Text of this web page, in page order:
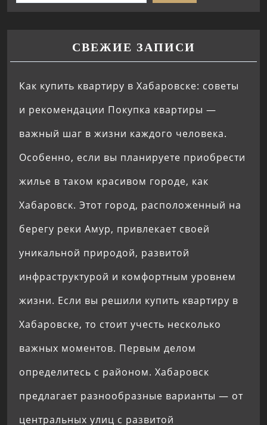
СВЕЖИЕ ЗАПИСИ
Как купить квартиру в Хабаровске: советы
и рекомендации Покупка квартиры —
важный шаг в жизни каждого человека.
Особенно, если вы планируете приобрести
жилье в таком красивом городе, как
Хабаровск. Этот город, расположенный на
берегу реки Амур, привлекает своей
уникальной природой, развитой
инфраструктурой и комфортным уровнем
жизни. Если вы решили купить квартиру в
Хабаровске, то стоит учесть несколько
важных моментов. Первым делом
определитесь с районом. Хабаровск
предлагает разнообразные варианты — от
центральных улиц с развитой